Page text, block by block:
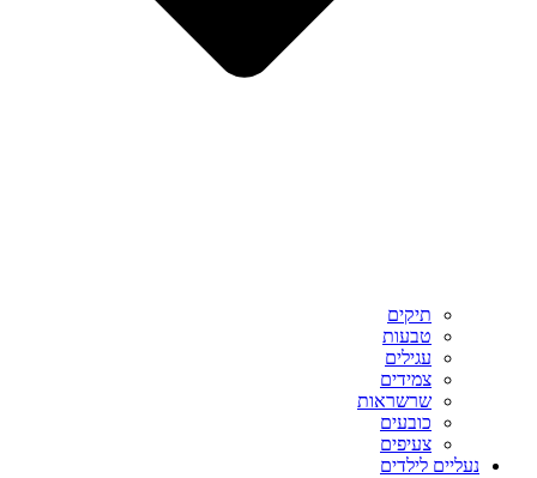
תיקים
טבעות
עגילים
צמידים
שרשראות
כובעים
צעיפים
נעליים לילדים